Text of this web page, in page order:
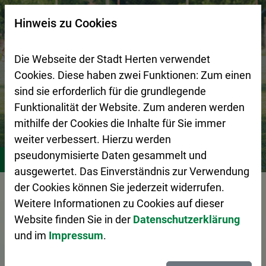
Zur Startseite (Schnelltaste 0)
Zum Seitenanfang springen (Schnelltaste A)
Zur Navigation/Menü springen (Schnelltaste M)
Zur Suche springen (Schnelltaste 8)
Zum Inhalt springen (Schnelltaste I)
Zum Fußbereich springen (Schnelltaste Z)
Stadtleben Vereine
Vorlesen
Suchseite mit Schnellsuche
Hinweis zu Cookies
Die Webseite der Stadt Herten verwendet
Cookies. Diese haben zwei Funktionen: Zum einen
sind sie erforderlich für die grundlegende
Funktionalität der Website. Zum anderen werden
mithilfe der Cookies die Inhalte für Sie immer
weiter verbessert. Hierzu werden
pseudonymisierte Daten gesammelt und
ausgewertet. Das Einverständnis zur Verwendung
der Cookies können Sie jederzeit widerrufen.
Weitere Informationen zu Cookies auf dieser
Website finden Sie in der Datenschutzerklärung
und im Impressum.